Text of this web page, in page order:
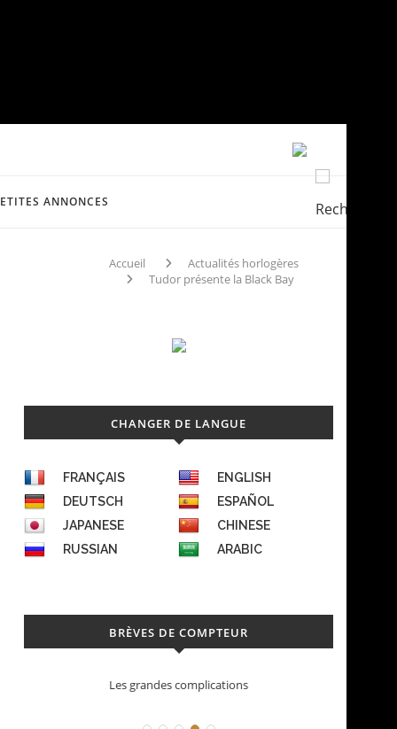
ANNONCES
Accueil
Actualités horlogères
Tudor présente la Black Bay
CHANGER DE LANGUE
FRANÇAIS
ENGLISH
DEUTSCH
ESPAÑOL
JAPANESE
CHINESE
RUSSIAN
ARABIC
BRÈVES DE COMPTEUR
Les grandes complications